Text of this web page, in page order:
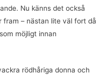
Nu känns det också
fram – nästan lite väl fort då
möjligt innan
rödhåriga donna och